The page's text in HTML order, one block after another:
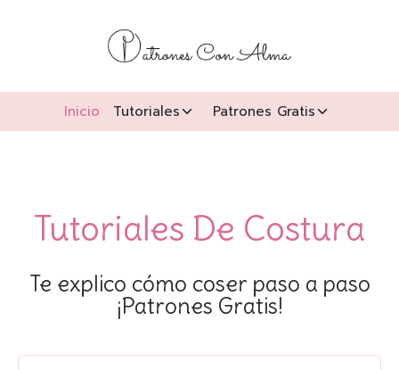
Inicio Tutoriales Patrones Gratis
Tutoriales De Costura
Te explico cómo coser paso a paso
¡Patrones Gratis!